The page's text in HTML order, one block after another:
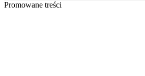
Promowane treści